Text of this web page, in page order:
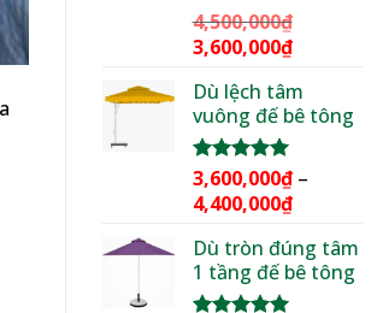
2,500,000₫
Được xếp
hạng5.00
5 sao
4,500,000₫
Giá
là:
4,500,000₫.
3,600,000₫Giá
tại
là:
Dù lệch tâm
vuông đế bê tông
Được xếp
hạng5.00
5 sao
3,600,000₫ –
4,400,000₫Khoảng
từ
3,600,000₫
Dù tròn đúng tâm
1 tầng đế bê tông